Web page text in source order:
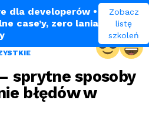
dla developerów•
case’y, zero lania
Zobacz
listę
szkoleń
sprytne sposoby
błędów w